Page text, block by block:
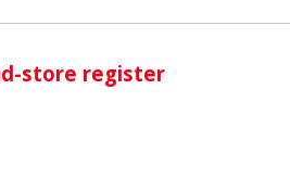
store register